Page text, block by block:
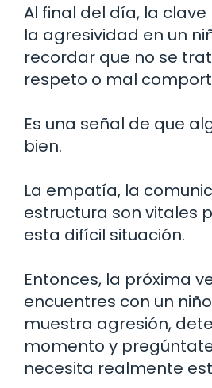
Al final del día, la
la agresividad en un
recordar que no se
respeto o mal
Es una señal de que
bien.
La empatía, la
estructura son vitales
esta difícil situación.
Entonces, la próxima
encuentres con un
muestra agresión,
momento y
necesita realmente